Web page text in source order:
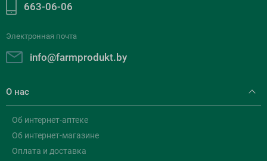
663-06-06
Электронная почта
info@farmprodukt.by
О нас
Об интернет-аптеке
Об интернет-магазине
Оплата и доставка